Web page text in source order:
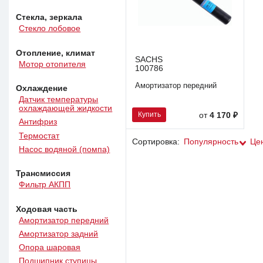
Стекла, зеркала
Стекло лобовое
Отопление, климат
Мотор отопителя
Охлаждение
Датчик температуры
охлаждающей жидкости
Антифриз
Термостат
Насос водяной (помпа)
Трансмиссия
Фильтр АКПП
Ходовая часть
Амортизатор передний
Амортизатор задний
Опора шаровая
Подшипник ступицы
SACHS
100786
Амортизатор передний
Купить от4 170 ₽
Сортировка: Популярность